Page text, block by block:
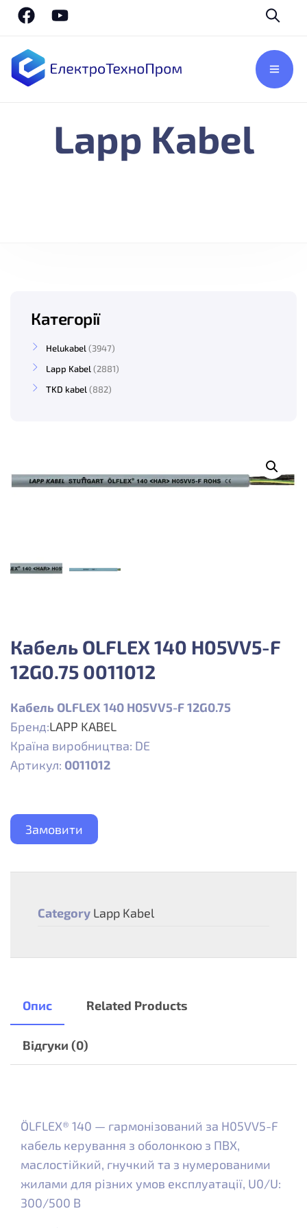
Lapp Kabel
Кабель OLFLEX 140 H05VV5-F
12G0.75 0011012
Кабель OLFLEX 140 H05VV5-F 12G0.75
Бренд:LAPP KABEL
Країна виробництва: DE
Артикул: 0011012
Замовити
Category Lapp Kabel
Опис Related Products
Відгуки (0)
ÖLFLEX® 140 — гармонізований за H05VV5-F
кабель керування з оболонкою з ПВХ,
маслостійкий, гнучкий та з нумерованими
жилами для різних умов експлуатації, U0/U:
300/500 В
Категорії
Helukabel
3947
Lapp Kabel
2881
TKD kabel
882